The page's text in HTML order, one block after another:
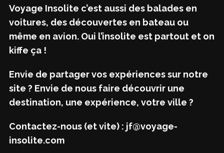
Voyage Insolite c’est aussi des balades en
voitures, des découvertes en bateau ou
même en avion. Oui l’insolite est partout et on
kiffe ça !
Envie de partager vos expériences sur notre
site ? Envie de nous faire découvrir une
destination, une expérience, votre ville ?
Contactez-nous (et vite) : jf@voyage-
insolite.com